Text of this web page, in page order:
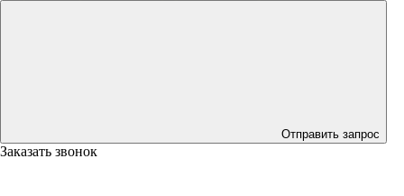
Отправить запрос
Заказать звонок